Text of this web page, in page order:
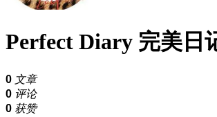
Perfect Diary 完美日
0 文章
0 评论
0 获赞